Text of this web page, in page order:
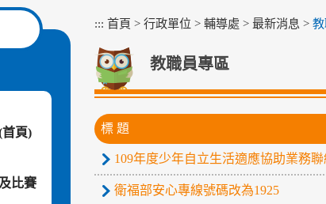
頁)
比賽
::: 首頁 > 行政單位 > 輔導處 > 最新消息 >
教職員專區
標 題
109年度少年自立生活適應協助業務聯
衛福部安心專線號碼改為1925